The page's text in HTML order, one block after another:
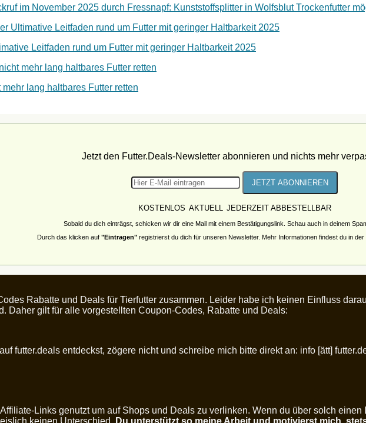
im November 2025 durch Fressnapf: Kunststoffsplitter in Wolfsblut Trockenfutter
Ultimative Leitfaden rund um Futter mit geringer Haltbarkeit 2025
Leitfaden rund um Futter mit geringer Haltbarkeit 2025
mehr lang haltbares Futter retten
lang haltbares Futter retten
Jetzt den Futter.Deals-Newsletter abonnieren und nichts mehr
KOSTENLOS AKTUELL JEDERZEIT ABBESTELLBAR
Sobald du dich einträgst, schicken wir dir eine Mail mit einem Bestätigungslink. Schau auch in deinem
Durch das klicken auf "Eintragen" registrierst du dich für unseren Newsletter. Mehr Informationen findest du in der
Rabatte und Deals für Tierfutter zusammen. Leider habe ich keinen Einfluss
Daher gilt für alle vorgestellten Coupon-Codes, Rabatte und Deals:
futter.deals entdeckst, zögere nicht und schreibe mich bitte direkt an: info [ätt]
Links genutzt um auf Shops und Deals zu verlinken. Wenn du über solch